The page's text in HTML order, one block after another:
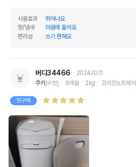
사용효과
뛰어나요
향/냄새
마음에 들어요
편리성
쓰기 편해요
버디34466
2024.10.11
쿠키(수컷) 6개월 2kg 코리안쇼트헤어
첫구매